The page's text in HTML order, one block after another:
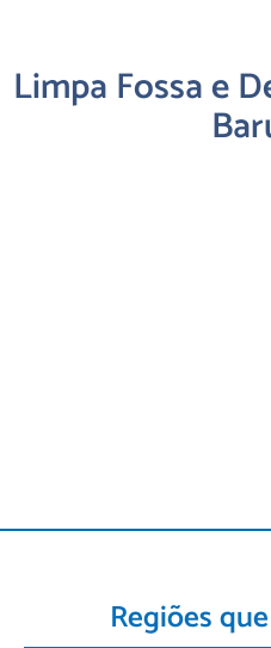
Limpa Fossa e
Regiões